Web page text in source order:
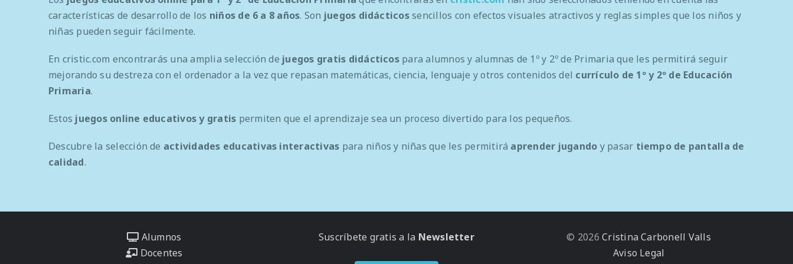
características de desarrollo de los niños de 6 a 8 años. Son juegos didácticossencillos con efectos visuales atractivos y reglas simples que los niños y
niñas pueden seguir fácilmente.
En cristic.com encontrarás una amplia selección de juegos gratis didácticos para alumnos y alumnas de 1º y 2º de Primaria que les permitirá seguir
mejorando su destreza con el ordenador a la vez que repasan matemáticas, ciencia, lenguaje y otros contenidos del currículo de 1º y 2º de Educación
Primaria.
Estos juegos online educativos y gratis permiten que el aprendizaje sea un proceso divertido para los pequeños.
Descubre la selección de actividades educativas interactivas para niños y niñas que les permitirá aprender jugando y pasar tiempo de pantalla de
calidad.
Alumnos
Docentes
Suscríbete gratis a la Newsletter © 2026 Cristina Carbonell Valls
Aviso Legal